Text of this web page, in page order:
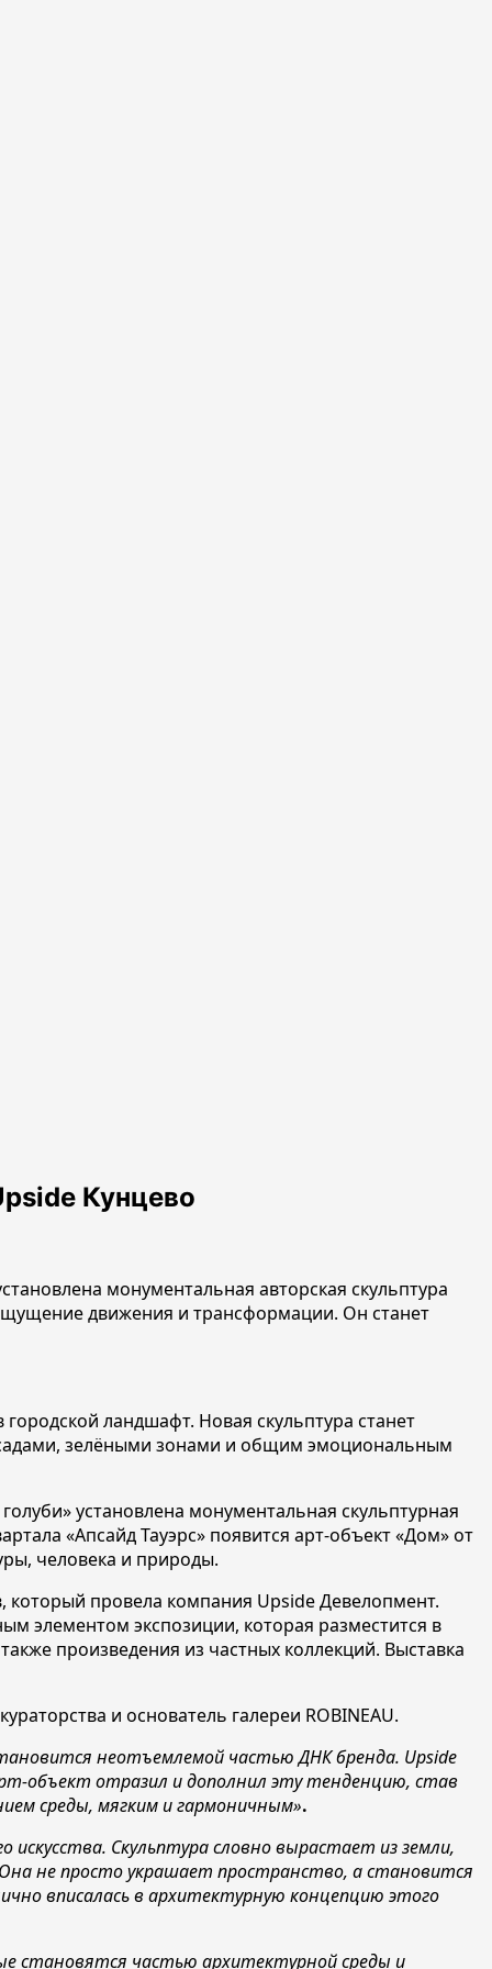
Кунцево
монументальная авторская скульптура
движения и трансформации. Он станет
ландшафт. Новая скульптура станет
зелёными зонами и общим эмоциональным
установлена монументальная скульптурная
«Апсайд Тауэрс» появится арт-объект «Дом» от
человека и природы.
который провела компания Upside Девелопмент.
элементом экспозиции, которая разместится в
произведения из частных коллекций. Выставка
и основатель галереи ROBINEAU.
неотъемлемой частью ДНК бренда. Upside
объект отразил и дополнил эту тенденцию, став
среды, мягким и гармоничным».
искусства. Скульптурасловно вырастает из земли,
не просто украшает пространство, а становится
вписалась в архитектурную концепцию этого
становятся частью архитектурной среды и